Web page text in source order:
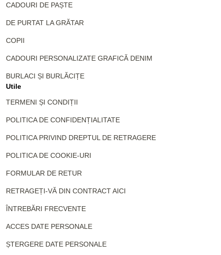
CADOURI DE PAȘTE
DE PURTAT LA GRĂTAR
COPII
CADOURI PERSONALIZATE GRAFICĂ DENIM
BURLACI ȘI BURLĂCIȚE
Utile
TERMENI ȘI CONDIȚII
POLITICA DE CONFIDENȚIALITATE
POLITICA PRIVIND DREPTUL DE RETRAGERE
POLITICA DE COOKIE-URI
FORMULAR DE RETUR
RETRAGEȚI-VĂ DIN CONTRACT AICI
ÎNTREBĂRI FRECVENTE
ACCES DATE PERSONALE
ȘTERGERE DATE PERSONALE